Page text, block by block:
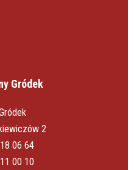
Gródek
2
06 64
00 10